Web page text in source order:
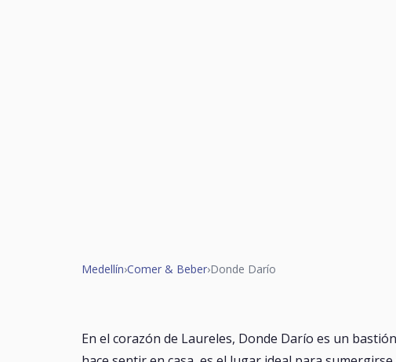
Medellín›Comer & Beber›Donde Darío
En el corazón de Laureles, Donde Darío es un